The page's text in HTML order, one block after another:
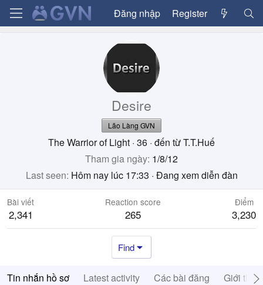
Đăng nhập Register
Desire
Lão Làng GVN
The Warrior of Light · 36 · đến từT.T.Huế
Tham gia ngày 1/8/12
Last seen Hôm nay lúc 17:33 · Đang xem diễn đàn
Bài viết
2,341
Reaction score
265
Điểm
3,230
Find
Tin nhắn hồ sơ Latest activity Các bài đăng Giới thiệu